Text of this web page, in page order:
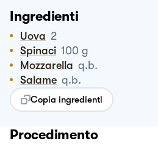
Ingredienti
Uova 2
Spinaci 100 g
Mozzarella q.b.
Salame q.b.
Copia ingredienti
Procedimento